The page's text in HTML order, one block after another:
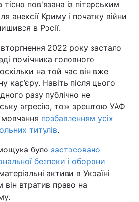
пов'язана із пітерським
анексії Криму і початку війни
в Росії.
2022 року застало
помічника головного
на той час він вже
кар’єру. Навіть після цього
разу публічно не
агресію, тож зрештою УАФ
позбавленням усіх
титулів.
було застосовано
безпеки і оборони
активи в Україні
він втратив право на